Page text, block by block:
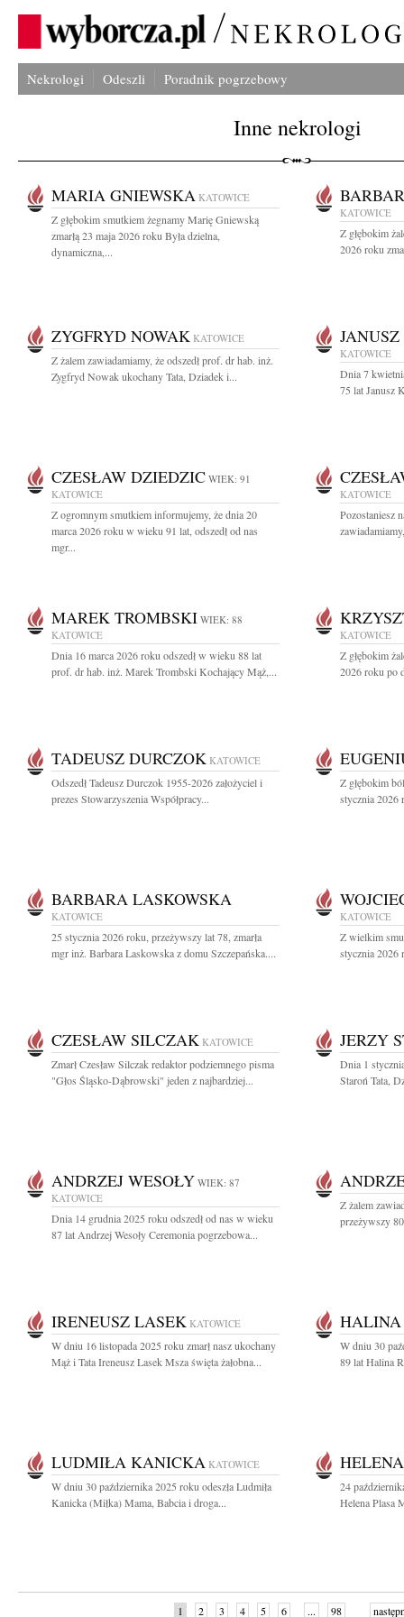
Nekrologi Odeszli Poradnik pogrzebowy
Inne nekrologi
MARIA GNIEWSKA KATOWICE
Z głębokim smutkiem żegnamy Marię Gniewską
zmarłą 23 maja 2026 roku Była dzielna,
dynamiczna,...
KATOWICE
Z głębokim
2026 roku
ZYGFRYD NOWAK KATOWICE
Z żalem zawiadamiamy, że odszedł prof. dr hab. inż.
Zygfryd Nowak ukochany Tata, Dziadek i...
KATOWICE
Dnia 7
75 lat Janusz
CZESŁAW DZIEDZIC WIEK: 91
KATOWICE
Z ogromnym smutkiem informujemy, że dnia 20
marca 2026 roku w wieku 91 lat, odszedł od nas
mgr...
KATOWICE
Pozostaniesz
MAREK TROMBSKI WIEK: 88
KATOWICE
Dnia 16 marca 2026 roku odszedł w wieku 88 lat
prof. dr hab. inż. Marek Trombski Kochający Mąż,...
KATOWICE
Z głębokim
2026 roku po
TADEUSZ DURCZOK KATOWICE
Odszedł Tadeusz Durczok 1955-2026 założyciel i
prezes Stowarzyszenia Współpracy...
Z głębokim
stycznia 2026
BARBARA LASKOWSKA
KATOWICE
25 stycznia 2026 roku, przeżywszy lat 78, zmarła
mgr inż. Barbara Laskowska z domu Szczepańska....
KATOWICE
Z wielkim
stycznia 2026
CZESŁAW SILCZAK KATOWICE
Zmarł Czesław Silczak redaktor podziemnego pisma
"Głos Śląsko-Dąbrowski" jeden z najbardziej...
JERZY
Dnia 1
Staroń Tata,
ANDRZEJ WESOŁY WIEK: 87
KATOWICE
Dnia 14 grudnia 2025 roku odszedł od nas w wieku
87 lat Andrzej Wesoły Ceremonia pogrzebowa...
Z żalem
przeżywszy
IRENEUSZ LASEK KATOWICE
W dniu 16 listopada 2025 roku zmarł nasz ukochany
Mąż i Tata Ireneusz Lasek Msza święta żałobna...
HALINA
W dniu 30
89 lat Halina
LUDMIŁA KANICKA KATOWICE
W dniu 30 października 2025 roku odeszła Ludmiła
Kanicka (Miłka) Mama, Babcia i droga...
24
Helena Plasa
1 2 3 4 5 6 ... 98